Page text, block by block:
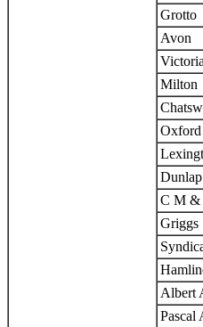
Grotto
Avon
Victoria
Milton
Oxford
Dunlap
C M &
Griggs
Albert
Pascal